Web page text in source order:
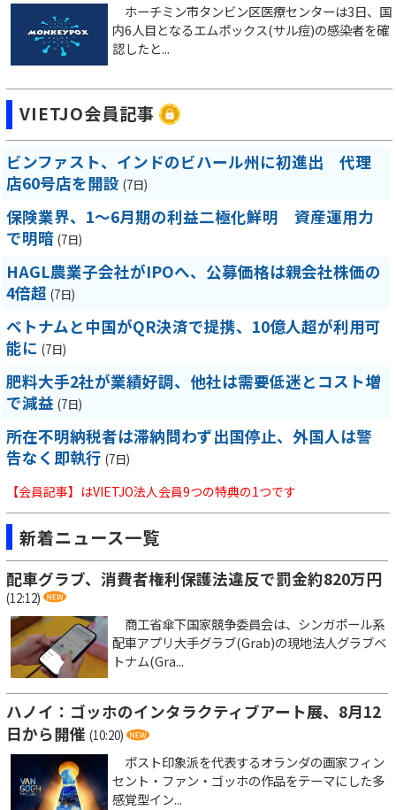
ホーチミン市タンビン区医療センターは3日、国
内6人目となるエムポックス(サル痘)の感染者を確
認したと...
VIETJO会員記事
ビンファスト、インドのビハール州に初進出 代理
店60号店を開設 (7日)
保険業界、1～6月期の利益二極化鮮明 資産運用力
で明暗 (7日)
HAGL農業子会社がIPOへ、公募価格は親会社株価の
4倍超 (7日)
ベトナムと中国がQR決済で提携、10億人超が利用可
能に (7日)
肥料大手2社が業績好調、他社は需要低迷とコスト増
で減益 (7日)
所在不明納税者は滞納問わず出国停止、外国人は警
告なく即執行 (7日)
【会員記事】はVIETJO法人会員9つの特典の1つです
新着ニュース一覧
配車グラブ、消費者権利保護法違反で罰金約820万円
(12:12)
商工省傘下国家競争委員会は、シンガポール系
配車アプリ大手グラブ(Grab)の現地法人グラブベ
トナム(Gra...
ハノイ：ゴッホのインタラクティブアート展、8月12
日から開催 (10:20)
ポスト印象派を代表するオランダの画家フィン
セント・ファン・ゴッホの作品をテーマにした多
感覚型イン...